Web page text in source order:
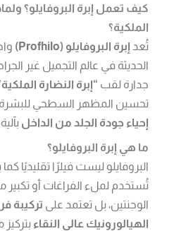
كيف تعمل إبرة البروفايلو؟
الملكية؟
تُعد إبرة البروفايلو (Profhilo)
الحديثة في عالم التجميل غير
جدارة لقب “إبرة النضارة
تحسين المظهر السطحي
إحياء جودة الجلد من الداخل
ما هي إبرة البروفايلو؟
البروفايلو ليست فيلرًا تقليديًا
تُستخدم لملء الفراغات أو تكبير
الوجنتين، بل تعتمد على تركيبة
الهيالورونيك عالي النقاء